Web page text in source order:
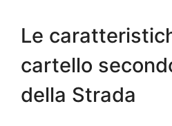
Le
cartello
della Strada